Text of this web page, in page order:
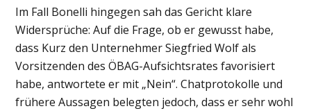
Im Fall Bonelli hingegen sah das Gericht klare
Widersprüche: Auf die Frage, ob er gewusst habe,
dass Kurz den Unternehmer Siegfried Wolf als
Vorsitzenden des ÖBAG-Aufsichtsrates favorisiert
habe, antwortete er mit „Nein“. Chatprotokolle und
frühere Aussagen belegten jedoch, dass er sehr wohl